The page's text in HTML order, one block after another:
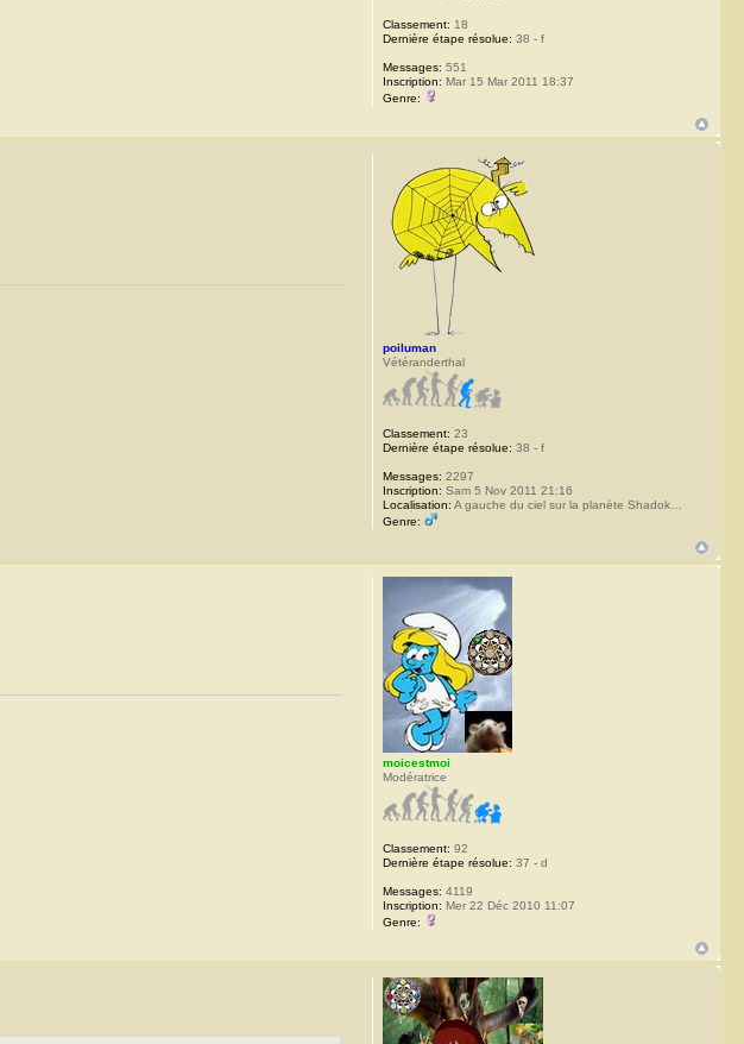
Classement: 18
Dernière étape résolue: 38 - f
Messages: 551
Inscription: Mar 15 Mar 2011 18:37
Genre:
poiluman
Vétéranderthal
Classement: 23
Dernière étape résolue: 38 - f
Messages: 2297
Inscription: Sam 5 Nov 2011 21:16
Localisation: A gauche du ciel sur la planète Shadok…
Genre:
moicestmoi
Modératrice
Classement: 92
Dernière étape résolue: 37 - d
Messages: 4119
Inscription: Mer 22 Déc 2010 11:07
Genre: